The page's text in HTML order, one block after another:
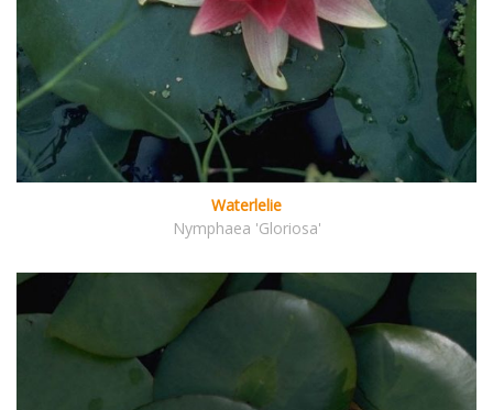
Waterlelie
Nymphaea 'Gloriosa'